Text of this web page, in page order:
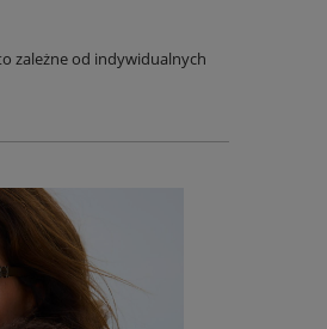
zależne od indywidualnych